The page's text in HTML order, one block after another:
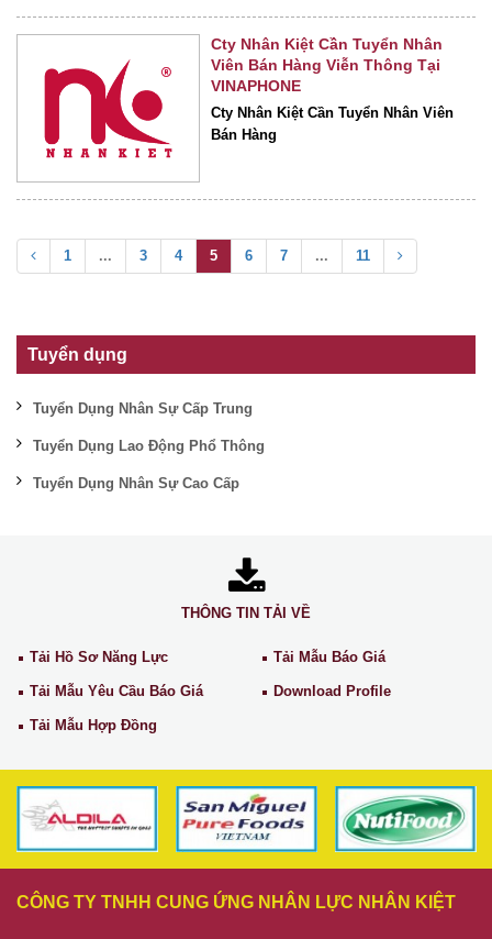
Cty Nhân Kiệt Cần Tuyển Nhân
Viên Bán Hàng Viễn Thông Tại
VINAPHONE
Cty Nhân Kiệt Cần Tuyển Nhân Viên
Bán Hàng
1 ... 3 4 5 6 7 ... 11
Tuyển dụng
Tuyển Dụng Nhân Sự Cấp Trung
Tuyển Dụng Lao Động Phổ Thông
Tuyển Dụng Nhân Sự Cao Cấp
THÔNG TIN TẢI VỀ
Tải Hồ Sơ Năng Lực Tải Mẫu Báo Giá
Tải Mẫu Yêu Cầu Báo Giá Download Profile
Tải Mẫu Hợp Đồng
CÔNG TY TNHH CUNG ỨNG NHÂN LỰC NHÂN KIỆT